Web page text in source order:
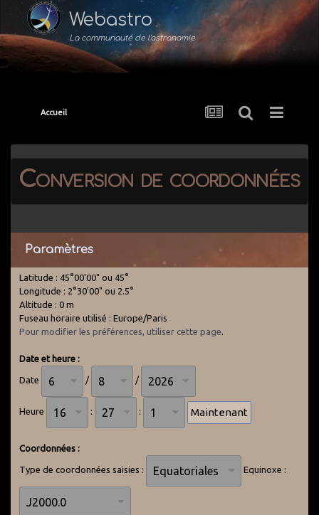
Webastro
La communauté de l'astronomie
Accueil
Conversion de coordonnées
Paramètres
Latitude : 45°00'00" ou 45°
Longitude : 2°30'00" ou 2.5°
Altitude : 0 m
Fuseau horaire utilisé : Europe/Paris
Pour modifier les préférences, utiliser cette page.
Date et heure :
Date / /
Heure : :
Coordonnées :
Type de coordonnées saisies : Equinoxe :